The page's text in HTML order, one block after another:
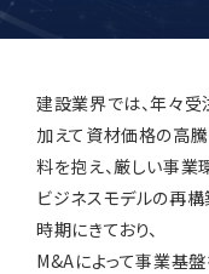
建設業界では、年々受
加えて資材価格の高
料を抱え、厳しい事業
ビジネスモデルの再
時期にきており、
M&Aによって事業基